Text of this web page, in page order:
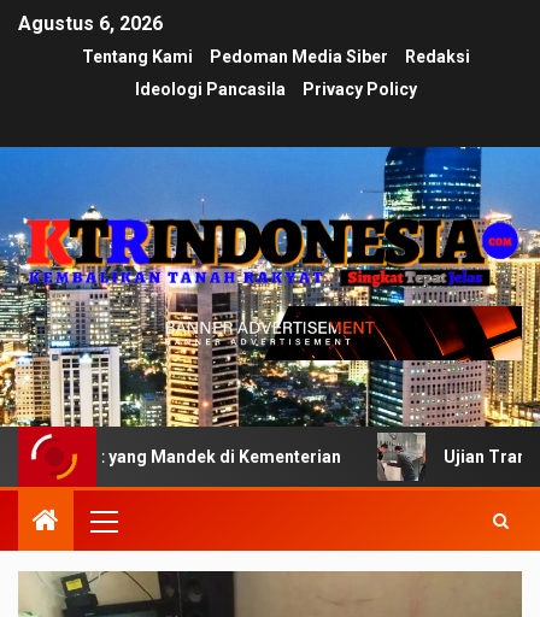
Agustus 6, 2026
Tentang Kami Pedoman Media Siber
Redaksi
Ideologi Pancasila
Privacy Policy
Mandek di Kementerian Ujian Transparansi